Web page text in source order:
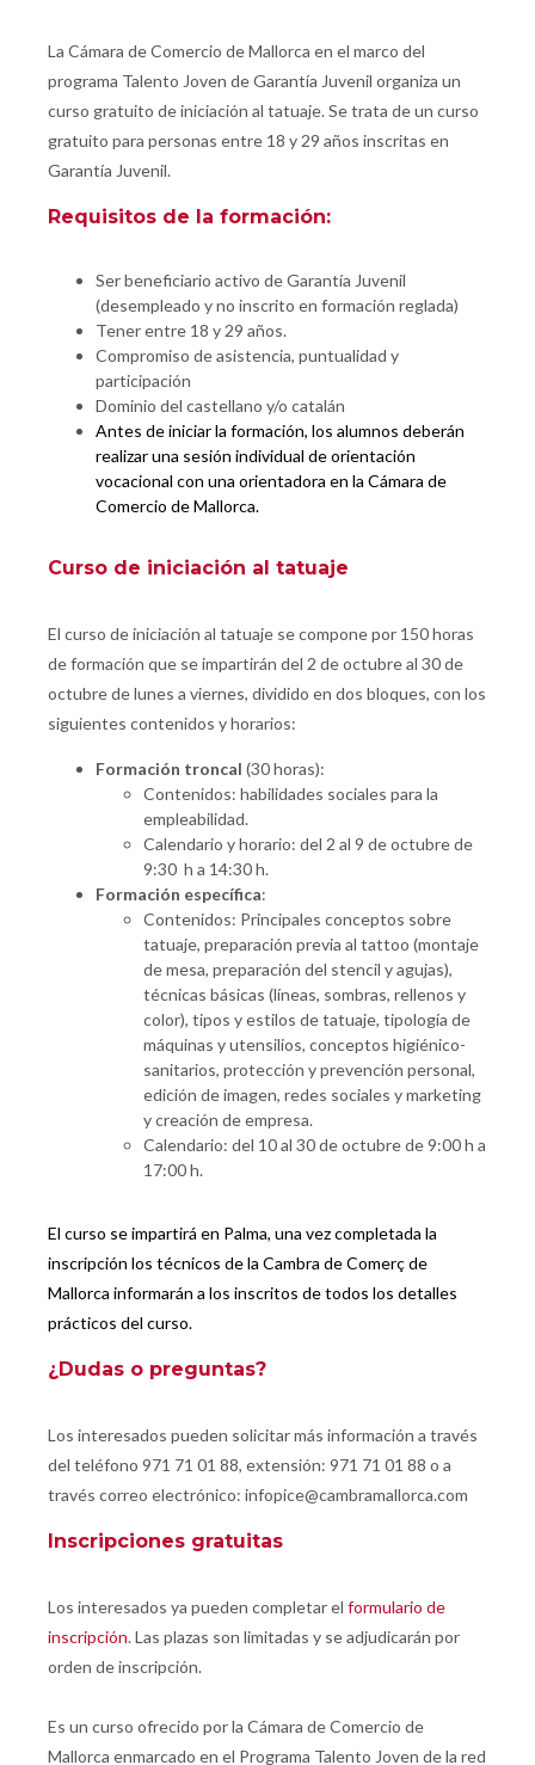
La Cámara de Comercio de Mallorca en el marco del
programa Talento Joven de Garantía Juvenil organiza un
curso gratuito de iniciación al tatuaje. Se trata de un curso
gratuito para personas entre 18 y 29 años inscritas en
Garantía Juvenil.
Requisitos de la formación:
Ser beneficiario activo de Garantía Juvenil
(desempleado y no inscrito en formación reglada)
Tener entre 18 y 29 años.
Compromiso de asistencia, puntualidad y
participación
Dominio del castellano y/o catalán
Antes de iniciar la formación, los alumnos deberán
realizar una sesión individual de orientación
vocacional con una orientadora en la Cámara de
Comercio de Mallorca.
Curso de iniciación al tatuaje
El curso de iniciación al tatuaje se compone por 150 horas
de formación que se impartirán del 2 de octubre al 30 de
octubre de lunes a viernes, dividido en dos bloques, con los
siguientes contenidos y horarios:
Formación troncal (30 horas):
Contenidos: habilidades sociales para la
empleabilidad.
Calendario y horario: del 2 al 9 de octubre de
9:30 h a 14:30 h.
Formación específica:
Contenidos: Principales conceptos sobre
tatuaje, preparación previa al tattoo (montaje
de mesa, preparación del stencil y agujas),
técnicas básicas (líneas, sombras, rellenos y
color), tipos y estilos de tatuaje, tipología de
máquinas y utensilios, conceptos higiénico-
sanitarios, protección y prevención personal,
edición de imagen, redes sociales y marketing
y creación de empresa.
Calendario: del 10 al 30 de octubre de 9:00 h a
17:00 h.
El curso se impartirá en Palma, una vez completada la
inscripción los técnicos de la Cambra de Comerç de
Mallorca informarán a los inscritos de todos los detalles
prácticos del curso.
¿Dudas o preguntas?
Los interesados pueden solicitar más información a través
del teléfono 971 71 01 88, extensión: 971 71 01 88 o a
través correo electrónico: infopice@cambramallorca.com
Inscripciones gratuitas
Los interesados ya pueden completar el formulario de
inscripción. Las plazas son limitadas y se adjudicarán por
orden de inscripción.
Es un curso ofrecido por la Cámara de Comercio de
Mallorca enmarcado en el Programa Talento Joven de la red